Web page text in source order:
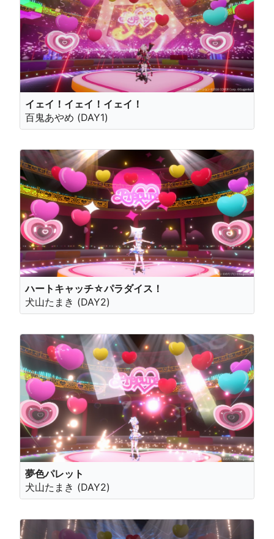
イェイ！イェイ！イェイ！
百鬼あやめ (DAY1)
ハートキャッチ☆パラダイス！
犬山たまき (DAY2)
夢色パレット
犬山たまき (DAY2)